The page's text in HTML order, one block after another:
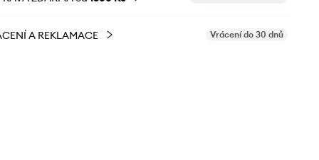
A REKLAMACE Vrácení do 30 dnů